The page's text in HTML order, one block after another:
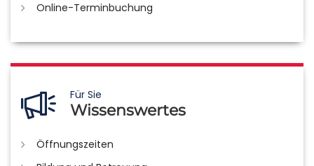
Online-Terminbuchung
Für Sie
Wissenswertes
Öffnungszeiten